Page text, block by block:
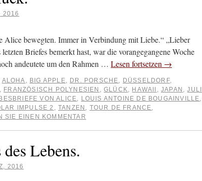
2016
Alice bewegten. Immer in Verbindung mit Liebe.“ „Lieber
Briefes bemerkt hast, war die vorangegangene Woche
andeutete um den Rahmen … Lesen fortsetzen →
ALOHA , BIG APPLE, DR. PORSCHE, DÜSSELDORF,
FRANZÖSISCH POLYNESIEN ,GLÜCK, HAWAII ,JAPAN ,JULI
VON ALICE, LOUIS ANTOINE DE BOUGAINVILLE,
IMPULSE 2 ,TANZEN , TOUR DE FRANCE,
SIE EINEN KOMMENTAR
Lebens.
2016